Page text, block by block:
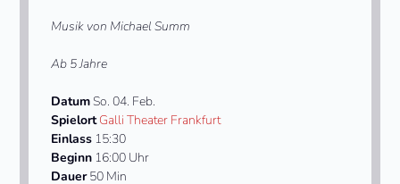
Musik von Michael Summ
Ab 5 Jahre
DatumSo. 04. Feb.
SpielortGalli Theater Frankfurt
Einlass 15:30
Beginn 16:00 Uhr
Dauer50 Min